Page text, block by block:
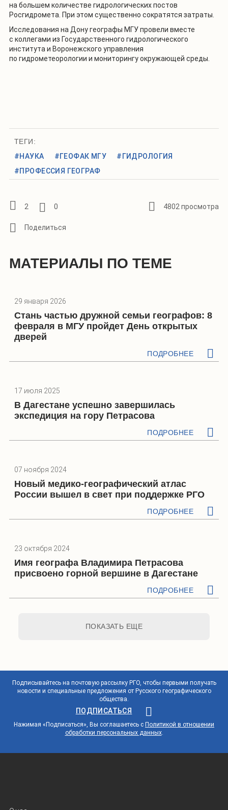
на большем количестве гидрологических постов
Росгидромета. При этом существенно сократятся затраты.
Исследования на Дону географы МГУ провели вместе
с коллегами из Государственного гидрологического
института и Воронежского управления
по гидрометеорологии и мониторингу окружающей среды.
ТЕГИ:
#НАУКА
#ГЕОФАК МГУ
#ГИДРОЛОГИЯ
#ПРОФЕССИЯ ГЕОГРАФ
2 0 4802 просмотра
МАТЕРИАЛЫ ПО ТЕМЕ
29 января 2026
Стань частью дружной семьи географов: 8
февраля в МГУ пройдет День открытых
дверей
ПОДРОБНЕЕ
17 июля 2025
В Дагестане успешно завершилась
экспедиция на гору Петрасова
ПОДРОБНЕЕ
07 ноября 2024
Новый медико-географический атлас
России вышел в свет при поддержке РГО
ПОДРОБНЕЕ
23 октября 2024
Имя географа Владимира Петрасова
присвоено горной вершине в Дагестане
ПОДРОБНЕЕ
ПОКАЗАТЬ ЕЩЕ
Подписывайтесь на почтовую рассылку РГО, чтобы первыми получать
новости и специальные предложения от Русского географического
общества.
ПОДПИСАТЬСЯ
Нажимая «Подписаться», Вы соглашаетесь с Политикой в отношении
обработки персональных данных.